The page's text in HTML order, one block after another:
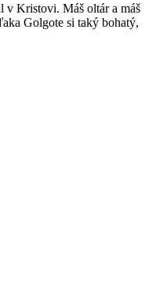
v Kristovi. Máš oltár a máš
Golgote si taký bohatý,